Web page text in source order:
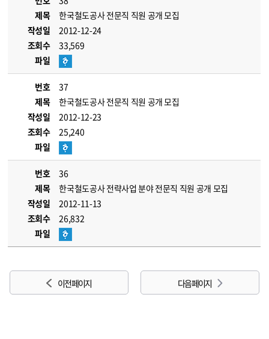
제목
한국철도공사 전문직 직원 공개 모집
작성일
2012-12-24
조회수
33,569
파일
번호
37
제목
한국철도공사 전문직 직원 공개 모집
작성일
2012-12-23
조회수
25,240
파일
번호
36
제목
한국철도공사 전략사업 분야 전문직 직원 공개 모집
작성일
2012-11-13
조회수
26,832
파일
이전 페이지 다음 페이지